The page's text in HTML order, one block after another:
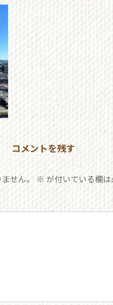
コメントを残す
せん。 ※ が付いている欄